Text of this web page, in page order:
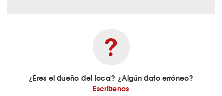
¿Eres el dueño del local? ¿Algún dato erróneo?
Escríbenos